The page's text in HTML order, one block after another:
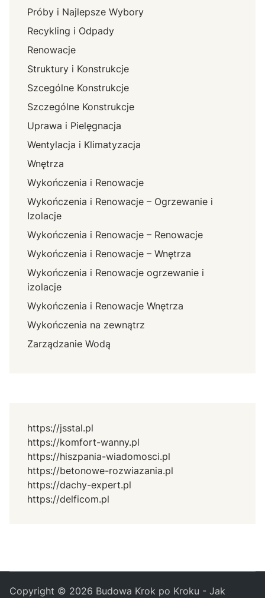
Próby i Najlepsze Wybory
Recykling i Odpady
Renowacje
Struktury i Konstrukcje
Szcególne Konstrukcje
Szczególne Konstrukcje
Uprawa i Pielęgnacja
Wentylacja i Klimatyzacja
Wnętrza
Wykończenia i Renowacje
Wykończenia i Renowacje – Ogrzewanie i
Izolacje
Wykończenia i Renowacje – Renowacje
Wykończenia i Renowacje – Wnętrza
Wykończenia i Renowacje ogrzewanie i
izolacje
Wykończenia i Renowacje Wnętrza
Wykończenia na zewnątrz
Zarządzanie Wodą
https://jsstal.pl
https://komfort-wanny.pl
https://hiszpania-wiadomosci.pl
https://betonowe-rozwiazania.pl
https://dachy-expert.pl
https://delficom.pl
Copyright © 2026 Budowa Krok po Kroku - Jak